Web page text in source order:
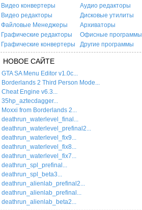
Видео конвертеры
Аудио редакторы
Видео редакторы
Дисковые утилиты
Файловые Менеджеры
Архиваторы
Графические редакторы
Офисные программы
Графические конвертеры
Другие программы
НОВОЕ САЙТЕ
GTA SA Menu Editor v1.0c...
Borderlands 2 Third Person Mode...
Cheat Engine v6.3...
35hp_aztecdagger...
Moxxi from Borderlands 2...
deathrun_waterlevel_final...
deathrun_waterlevel_prefinal2...
deathrun_waterlevel_fix9...
deathrun_waterlevel_fix8...
deathrun_waterlevel_fix7...
deathrun_spl_prefinal...
deathrun_spl_beta3...
deathrun_alienlab_prefinal2...
deathrun_alienlab_prefinal...
deathrun_alienlab_beta2...